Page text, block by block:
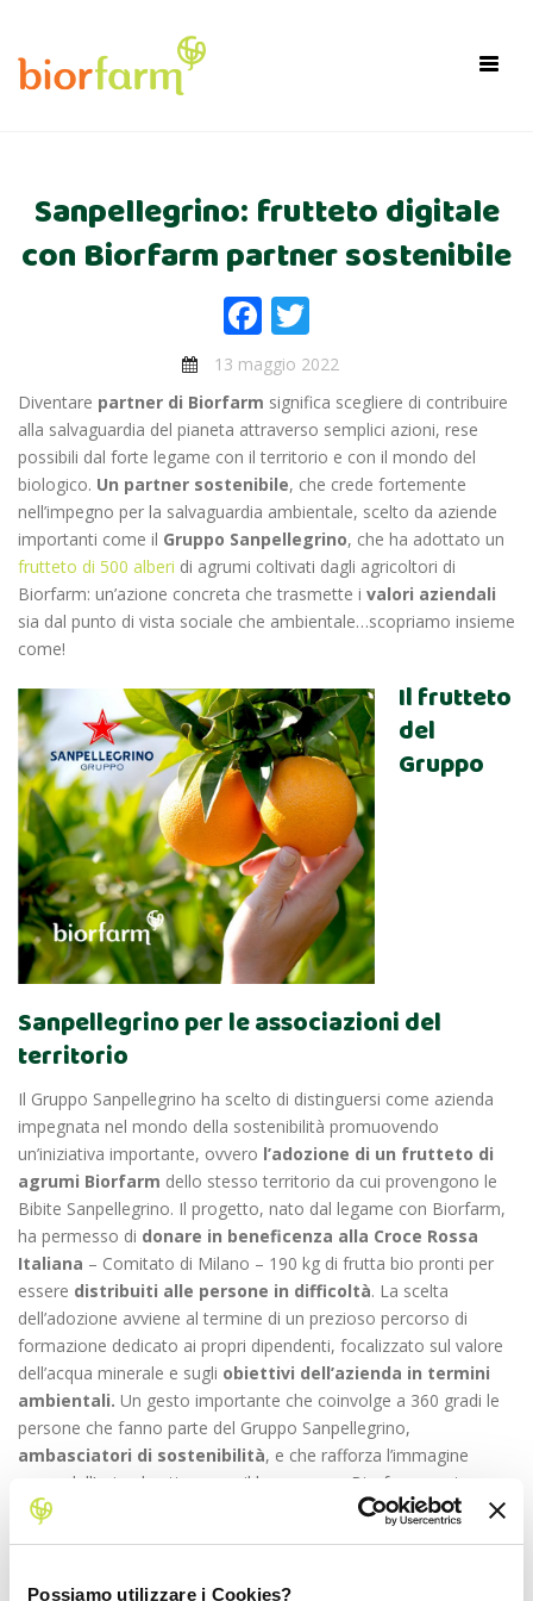
Possiamo utilizzare i Cookies?
Sanpellegrino: frutteto digitale
con Biorfarm partner sostenibile
Facebook
13 maggio 2022
Diventare partner di Biorfarm significa scegliere di contribuire
alla salvaguardia del pianeta attraverso semplici azioni, rese
possibili dal forte legame con il territorio e con il mondo del
biologico. Un partner sostenibile, che crede fortemente
nell’impegno per la salvaguardia ambientale, scelto da aziende
importanti come il Gruppo Sanpellegrino, che ha adottato un
frutteto di 500 alberi di agrumi coltivati dagli agricoltori di
Biorfarm: un’azione concreta che trasmette i valori aziendali
sia dal punto di vista sociale che ambientale…scopriamo insieme
come!
Il frutteto
del
Gruppo
Sanpellegrino per le associazioni del
territorio
Il Gruppo Sanpellegrino ha scelto di distinguersi come azienda
impegnata nel mondo della sostenibilità promuovendo
un’iniziativa importante, ovvero l’adozione di un frutteto di
agrumi Biorfarm dello stesso territorio da cui provengono le
Bibite Sanpellegrino. Il progetto, nato dal legame con Biorfarm,
ha permesso di donare in beneficenza alla Croce Rossa
Italiana – Comitato di Milano – 190 kg di frutta bio pronti per
essere distribuiti alle persone in difficoltà. La scelta
dell’adozione avviene al termine di un prezioso percorso di
formazione dedicato ai propri dipendenti, focalizzato sul valore
dell’acqua minerale e sugli obiettivi dell’azienda in termini
ambientali. Un gesto importante che coinvolge a 360 gradi le
persone che fanno parte del Gruppo Sanpellegrino,
ambasciatori di sostenibilità, e che rafforza l’immagine
green dell’azienda attraverso il legame con Biorfarm, partner
sostenibile che punta sulla trasparenza del prodotto grazie al
Paolo De Falcoe l’Azienda Agricola Biologica Arangara